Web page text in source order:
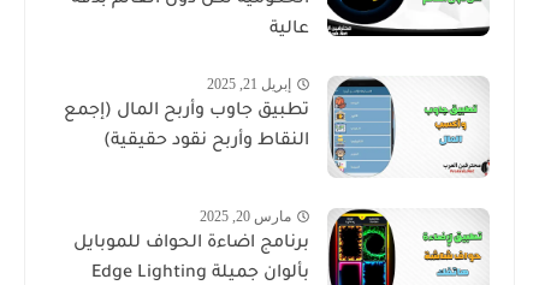
عالية
إبريل 21, 2025
تطبيق جاوب وأربح المال (إجمع
النقاط وأربح نقود حقيقية)
مارس 20, 2025
برنامج اضاءة الحواف للموبايل
بألوان جميلة Edge Lighting